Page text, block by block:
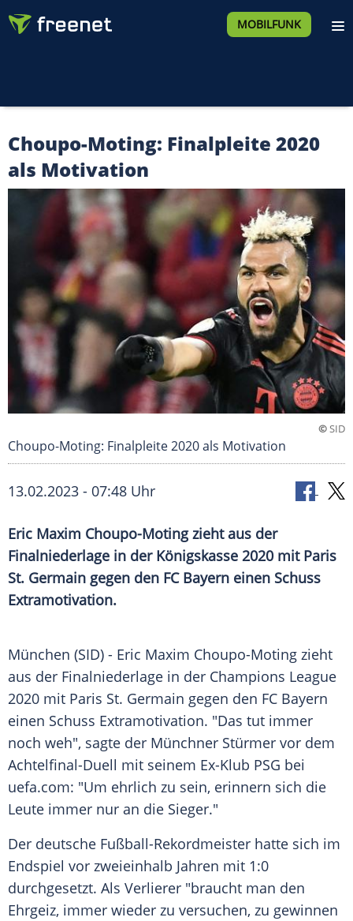
MOBILFUNK
Choupo-Moting: Finalpleite 2020
als Motivation
©SID
Choupo-Moting: Finalpleite 2020 als Motivation
13.02.2023 - 07:48 Uhr
Eric Maxim Choupo-Moting zieht aus der
Finalniederlage in der Königskasse 2020 mit Paris
St. Germain gegen den FC Bayern einen Schuss
Extramotivation.
München (SID) - Eric Maxim Choupo-Moting zieht
aus der Finalniederlage in der Champions League
2020 mit Paris St. Germain gegen den FC Bayern
einen Schuss Extramotivation. "Das tut immer
noch weh", sagte der Münchner Stürmer vor dem
Achtelfinal-Duell mit seinem Ex-Klub PSG bei
uefa.com: "Um ehrlich zu sein, erinnern sich die
Leute immer nur an die Sieger."
Der deutsche Fußball-Rekordmeister hatte sich im
Endspiel vor zweieinhalb Jahren mit 1:0
durchgesetzt. Als Verlierer "braucht man den
Ehrgeiz, immer wieder zu versuchen, zu gewinnen